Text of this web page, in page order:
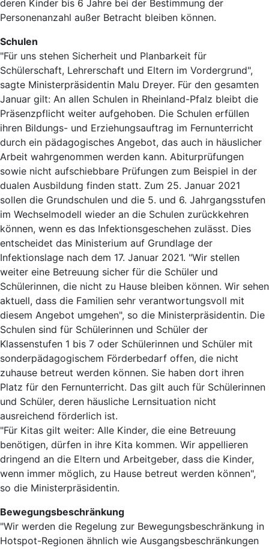
deren Kinder bis 6 Jahre bei der Bestimmung der
Personenanzahl außer Betracht bleiben können.
Schulen
"Für uns stehen Sicherheit und Planbarkeit für
Schülerschaft, Lehrerschaft und Eltern im Vordergrund",
sagte Ministerpräsidentin Malu Dreyer. Für den gesamten
Januar gilt: An allen Schulen in Rheinland-Pfalz bleibt die
Präsenzpflicht weiter aufgehoben. Die Schulen erfüllen
ihren Bildungs- und Erziehungsauftrag im Fernunterricht
durch ein pädagogisches Angebot, das auch in häuslicher
Arbeit wahrgenommen werden kann. Abiturprüfungen
sowie nicht aufschiebbare Prüfungen zum Beispiel in der
dualen Ausbildung finden statt. Zum 25. Januar 2021
sollen die Grundschulen und die 5. und 6. Jahrgangsstufen
im Wechselmodell wieder an die Schulen zurückkehren
können, wenn es das Infektionsgeschehen zulässt. Dies
entscheidet das Ministerium auf Grundlage der
Infektionslage nach dem 17. Januar 2021. "Wir stellen
weiter eine Betreuung sicher für die Schüler und
Schülerinnen, die nicht zu Hause bleiben können. Wir sehen
aktuell, dass die Familien sehr verantwortungsvoll mit
diesem Angebot umgehen", so die Ministerpräsidentin. Die
Schulen sind für Schülerinnen und Schüler der
Klassenstufen 1 bis 7 oder Schülerinnen und Schüler mit
sonderpädagogischem Förderbedarf offen, die nicht
zuhause betreut werden können. Sie haben dort ihren
Platz für den Fernunterricht. Das gilt auch für Schülerinnen
und Schüler, deren häusliche Lernsituation nicht
ausreichend förderlich ist.
"Für Kitas gilt weiter: Alle Kinder, die eine Betreuung
benötigen, dürfen in ihre Kita kommen. Wir appellieren
dringend an die Eltern und Arbeitgeber, dass die Kinder,
wenn immer möglich, zu Hause betreut werden können",
so die Ministerpräsidentin.
Bewegungsbeschränkung
"Wir werden die Regelung zur Bewegungsbeschränkung in
Hotspot-Regionen ähnlich wie Ausgangsbeschränkungen